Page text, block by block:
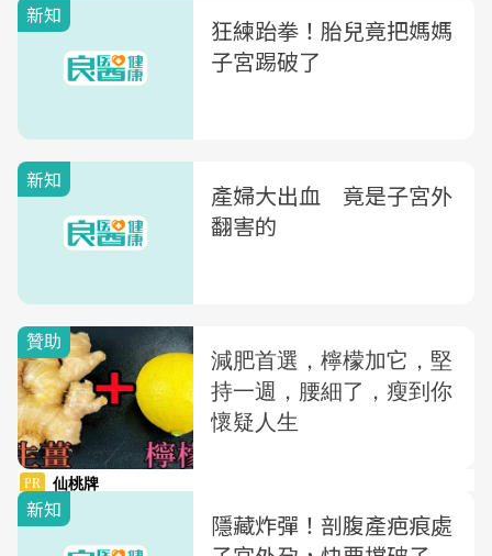
新知
狂練跆拳！胎兒竟把媽媽
子宮踢破了
新知
產婦大出血 竟是子宮外
翻害的
新知
隱藏炸彈！剖腹產疤痕處